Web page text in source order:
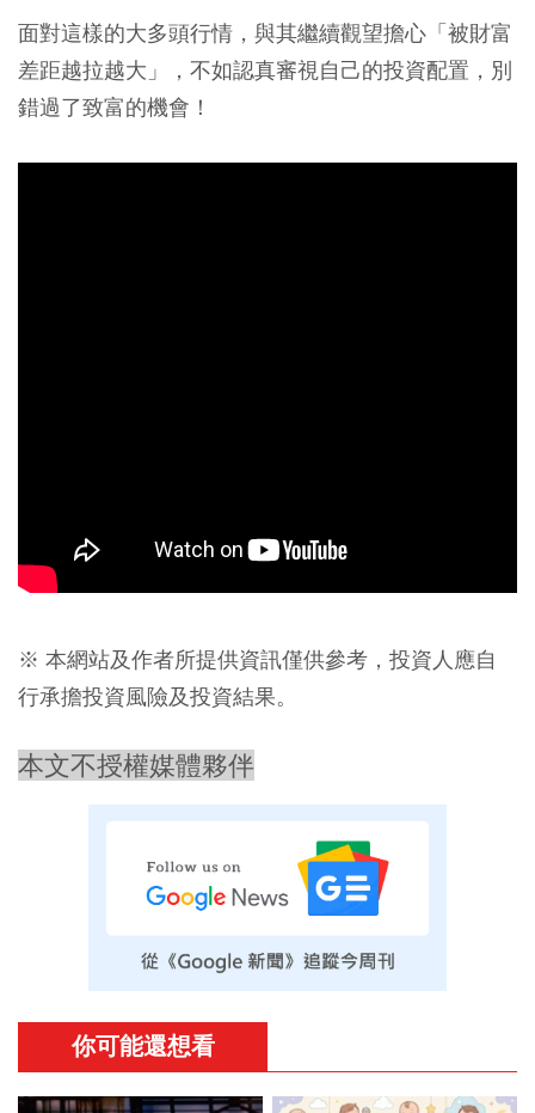
面對這樣的大多頭行情，與其繼續觀望擔心「被財富
差距越拉越大」，不如認真審視自己的投資配置，別
錯過了致富的機會！
※ 本網站及作者所提供資訊僅供參考，投資人應自
行承擔投資風險及投資結果。
本文不授權媒體夥伴